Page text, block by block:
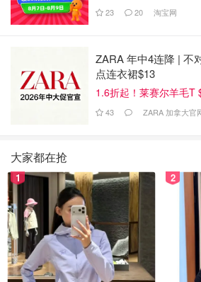
23 20 淘宝网
ZARA 年中4连降 | 不
点连衣裙$13
1.6折起！莱赛尔羊毛T
43 ZARA 加拿大官
大家都在抢
1 2